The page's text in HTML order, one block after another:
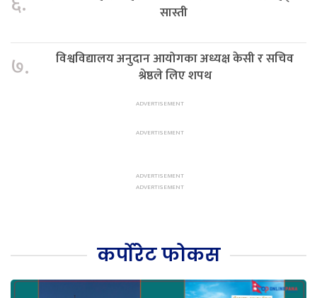
सास्ती
७.
विश्वविद्यालय अनुदान आयोगका अध्यक्ष केसी र सचिव
श्रेष्ठले लिए शपथ
कर्पोरेट फोकस